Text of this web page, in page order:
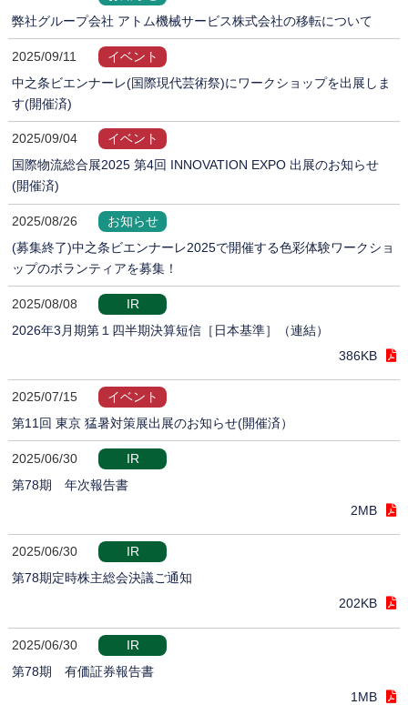
弊社グループ会社 アトム機械サービス株式会社の移転について
2025/09/11
イベント
中之条ビエンナーレ(国際現代芸術祭)にワークショップを出展しま
す(開催済)
2025/09/04
イベント
国際物流総合展2025 第4回 INNOVATION EXPO 出展のお知らせ
(開催済)
2025/08/26
お知らせ
(募集終了)中之条ビエンナーレ2025で開催する色彩体験ワークショ
ップのボランティアを募集！
2025/08/08
IR
2026年3月期第１四半期決算短信［日本基準］（連結）
386KB
2025/07/15
イベント
第11回 東京 猛暑対策展出展のお知らせ(開催済）
2025/06/30
IR
第78期 年次報告書
2MB
2025/06/30
IR
第78期定時株主総会決議ご通知
202KB
2025/06/30
IR
第78期 有価証券報告書
1MB